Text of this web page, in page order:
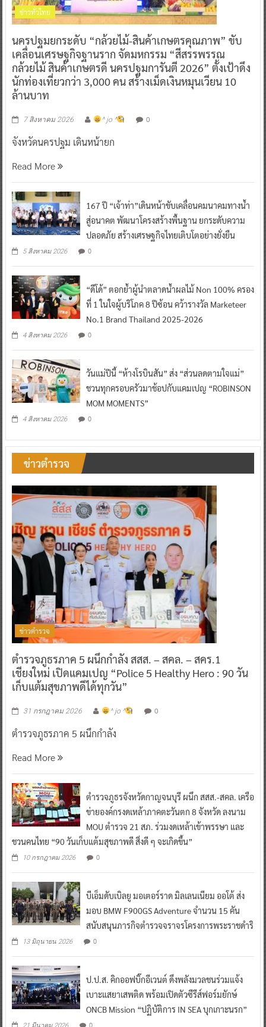
ข่าวทั่วไทย
นครปฐมยกระดับ “กล้วยไม้-สินค้าเกษตรคุณภาพ” ขับ
เคลื่อนเศรษฐกิจฐานราก จัดมหกรรม “สีสรรพรรณ
กล้วยไม้ สินค้าเกษตรดี นครปฐมการันตี 2026” ตั้งเป้าดึง
นักท่องเที่ยวกว่า 3,000 คน สร้างเม็ดเงินหมุนเวียน 10
ล้านบาท
7 สิงหาคม 2026 ^ jo ^ 0
จังหวัดนครปฐม เดินหน้ายก
Read More
167 ปี “เจ้าท่า”เดินหน้าขับเคลื่อนคมนาคมทางน้ำ
สู่อนาคต พัฒนาโครงสร้างพื้นฐาน ยกระดับความ
ปลอดภัย สร้างเศรษฐกิจไทยเติบโตอย่างยั่งยืน
5 สิงหาคม 2026 0
“ดีโด้” ตอกย้ำผู้นำตลาดน้ำผลไม้ Non 100% ครอง
ที่ 1 ในใจผู้บริโภค 8 ปีซ้อน คว้ารางวัล Marketeer
No.1 Brand Thailand 2025-2026
4 สิงหาคม 2026 0
วันแม่ปีนี้ “ห้างโรบินสัน” ส่ง “ส่วนลดตามใจแม่”
ชวนทุกครอบครัวมาช้อปกับแคมเปญ “ROBINSON
MOM MOMENTS”
4 สิงหาคม 2026 0
ข่าวตำรวจ
ข่าวตำรวจ
ตำรวจภูธรภาค 5 ผนึกกำลัง สสส. – สคล. – สคร.1
เชียงใหม่ เปิดแคมเปญ “Police 5 Healthy Hero : 90 วัน
เก็บแต้มสุขภาพดีได้ทุกวัน”
31 กรกฎาคม 2026 ^ jo ^ 0
ตำรวจภูธรภาค 5 ผนึกกำลัง
Read More
ตำรวจภูธรจังหวัดกาญจนบุรี ผนึก สสส.-สคล. เครือ
ข่ายองค์กรงดเหล้าภาคตะวันตก 8 จังหวัด ลงนาม
MOU ตำรวจ 21 สภ. ร่วมงดเหล้าเข้าพรรษา และ
ชวนคนไทย “90 วันเก็บแต้มสุขภาพดี สิ่งดี ๆ จะเกิดขึ้น”
10 กรกฎาคม 2026 0
บีเอ็มดับเบิลยู มอเตอร์ราด มิลเลนเนียม ออโต้ ส่ง
มอบ BMW F900GS Adventure จำนวน 15 คัน
สนับสนุนภารกิจตำรวจจราจรโครงการพระราชดำริ
13 มิถุนายน 2026 0
ป.ป.ส. คิกออฟบิ๊กอีเวนต์ ดึงพลังมวลชนร่วมแจ้ง
เบาะแสยาเสพติด พร้อมเปิดตัวซีรีส์ฟอร์มยักษ์
ONCB Mission “ปฏิบัติการ IN SEA บุกเกาะนรก”
21 มีนาคม 2026 0